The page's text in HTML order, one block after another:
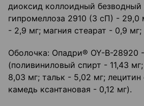
диоксид коллоидный безводный
гипромеллоза 2910 (3 сП) - 29,0
- 2,9 мг; магния стеарат - 0,9 мг;
Оболочка: Опадри® OY-B-28920
(поливиниловый спирт - 11,43
8,03 мг; тальк - 5,02 мг;
камедь ксантановая - 0,12 мг).